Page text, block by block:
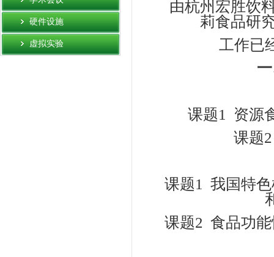
硬件设施
虚拟实验
由杭州宏胜饮料
莉食品研
工作已
一
课题1 资源食
课题2
课题1 我国特色
课题2 食品功能